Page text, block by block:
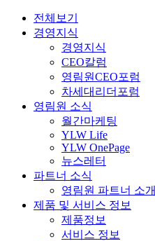
전체보기
경영지식
경영지식
CEO칼럼
영림원CEO포럼
차세대리더포럼
영림원 소식
월간마케팅
YLW Life
YLW OnePage
뉴스레터
파트너 소식
영림원 파트너 소개
제품 및 서비스 정보
제품정보
서비스 정보